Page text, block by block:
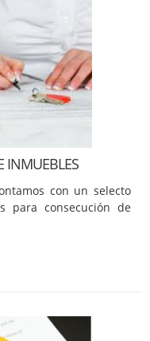
INMUEBLES
con un selecto
para consecución de